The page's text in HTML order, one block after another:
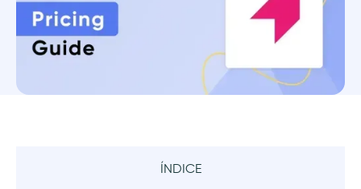
ÍNDICE